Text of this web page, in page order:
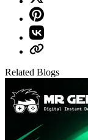
Related Blogs